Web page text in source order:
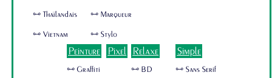
🜺 Thaïlandais
🜺 Vietnam
🜺 Marqueur
🜺 Stylo
Peinture
🜺 Graffiti
Pixel Relaxe
🜺 BD
Simple
🜺 Sans Serif